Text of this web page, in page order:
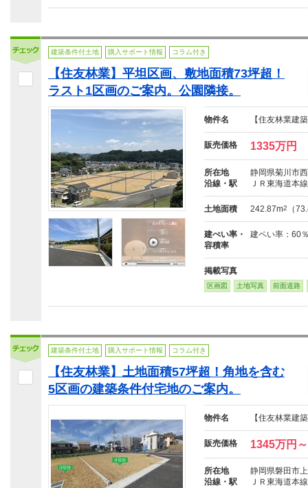
建築条件付土地 購入サポート情報 コラム付き
【住友林業】平坦区画、敷地面積73坪超！
ラスト1区画のご案内。公園隣接。
物件名 【住友林業建
販売価格 1335万円
所在地
静岡県菊川市
沿線・駅
ＪＲ東海道本
土地面積 242.87m2 （
建ぺい率・
容積率
建ペい率：60
掲載写真
区画図 土地写真 前面道路
建築条件付土地 購入サポート情報 コラム付き
【住友林業】土地面積57坪超！角地を含む
5区画の建築条件付宅地のご案内。
物件名 【住友林業建
販売価格 1345万円
所在地
静岡県磐田市
沿線・駅
ＪＲ東海道本